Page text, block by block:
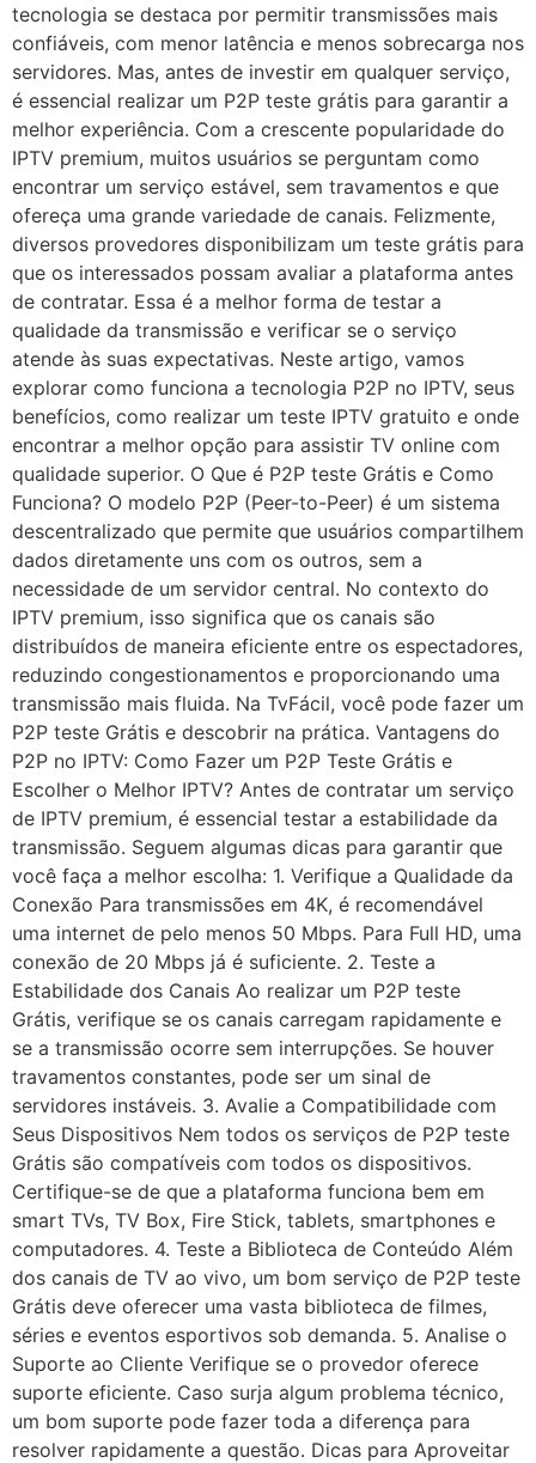
tecnologia se destaca por permitir transmissões mais
confiáveis, com menor latência e menos sobrecarga nos
servidores. Mas, antes de investir em qualquer serviço,
é essencial realizar um P2P teste grátis para garantir a
melhor experiência. Com a crescente popularidade do
IPTV premium, muitos usuários se perguntam como
encontrar um serviço estável, sem travamentos e que
ofereça uma grande variedade de canais. Felizmente,
diversos provedores disponibilizam um teste grátis para
que os interessados possam avaliar a plataforma antes
de contratar. Essa é a melhor forma de testar a
qualidade da transmissão e verificar se o serviço
atende às suas expectativas. Neste artigo, vamos
explorar como funciona a tecnologia P2P no IPTV, seus
benefícios, como realizar um teste IPTV gratuito e onde
encontrar a melhor opção para assistir TV online com
qualidade superior. O Que é P2P teste Grátis e Como
Funciona? O modelo P2P (Peer-to-Peer) é um sistema
descentralizado que permite que usuários compartilhem
dados diretamente uns com os outros, sem a
necessidade de um servidor central. No contexto do
IPTV premium, isso significa que os canais são
distribuídos de maneira eficiente entre os espectadores,
reduzindo congestionamentos e proporcionando uma
transmissão mais fluida. Na TvFácil, você pode fazer um
P2P teste Grátis e descobrir na prática. Vantagens do
P2P no IPTV: Como Fazer um P2P Teste Grátis e
Escolher o Melhor IPTV? Antes de contratar um serviço
de IPTV premium, é essencial testar a estabilidade da
transmissão. Seguem algumas dicas para garantir que
você faça a melhor escolha: 1. Verifique a Qualidade da
Conexão Para transmissões em 4K, é recomendável
uma internet de pelo menos 50 Mbps. Para Full HD, uma
conexão de 20 Mbps já é suficiente. 2. Teste a
Estabilidade dos Canais Ao realizar um P2P teste
Grátis, verifique se os canais carregam rapidamente e
se a transmissão ocorre sem interrupções. Se houver
travamentos constantes, pode ser um sinal de
servidores instáveis. 3. Avalie a Compatibilidade com
Seus Dispositivos Nem todos os serviços de P2P teste
Grátis são compatíveis com todos os dispositivos.
Certifique-se de que a plataforma funciona bem em
smart TVs, TV Box, Fire Stick, tablets, smartphones e
computadores. 4. Teste a Biblioteca de Conteúdo Além
dos canais de TV ao vivo, um bom serviço de P2P teste
Grátis deve oferecer uma vasta biblioteca de filmes,
séries e eventos esportivos sob demanda. 5. Analise o
Suporte ao Cliente Verifique se o provedor oferece
suporte eficiente. Caso surja algum problema técnico,
um bom suporte pode fazer toda a diferença para
resolver rapidamente a questão. Dicas para Aproveitar